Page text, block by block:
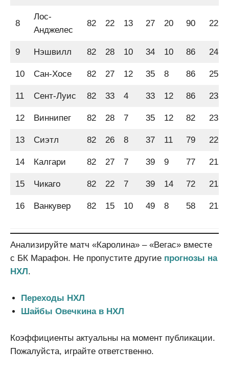
8
Лос-
Анджелес
82 22 13 27 20 90 225
9 Нэшвилл 82 28 10 34 10 86 247
10 Сан-Хосе 82 27 12 35 8 86 251
11 Сент-Луис 82 33 4 33 12 86 231
12 Виннипег 82 28 7 35 12 82 231
13 Сиэтл 82 26 8 37 11 79 226
14 Калгари 82 27 7 39 9 77 212
15 Чикаго 82 22 7 39 14 72 213
16 Ванкувер 82 15 10 49 8 58 216
Анализируйте матч «Каролина» – «Вегас» вместе
с БК Марафон. Не пропустите другие прогнозы на
НХЛ.
Переходы НХЛ
Шайбы Овечкина в НХЛ
Коэффициенты актуальны на момент публикации.
Пожалуйста, играйте ответственно.